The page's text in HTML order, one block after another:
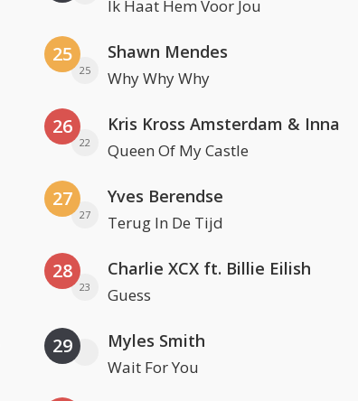
Ik Haat Hem Voor Jou
25
25
Shawn Mendes
Why Why Why
26
22
Kris Kross Amsterdam & Inna
Queen Of My Castle
27
27
Yves Berendse
Terug In De Tijd
28
23
Charlie XCX ft. Billie Eilish
Guess
29 Myles Smith
Wait For You